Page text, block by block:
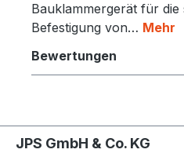
Bauklammergerät für
Befestigung von… Mehr
Bewertungen
JPS GmbH & Co. KG